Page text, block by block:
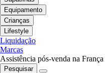
Equipamento
Crianças
Lifestyle
Liquidação
Marcas
Assistência pós-venda na França
Pesquisar